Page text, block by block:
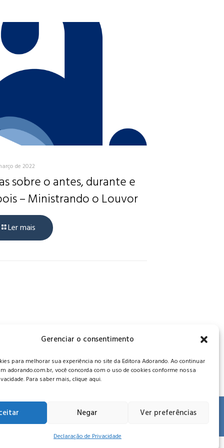
Gerenciar o consentimento
para melhorar sua experiência no site da Editora Adorando. Ao continuar
adorando.com.br, você concorda com o uso de cookies conforme nossa
Para saber mais, clique aqui.
Negar Ver preferências
Declaração de Privacidade
de 2022
sobre o antes, durante e
– Ministrando o Louvor
Ler mais
privacidade